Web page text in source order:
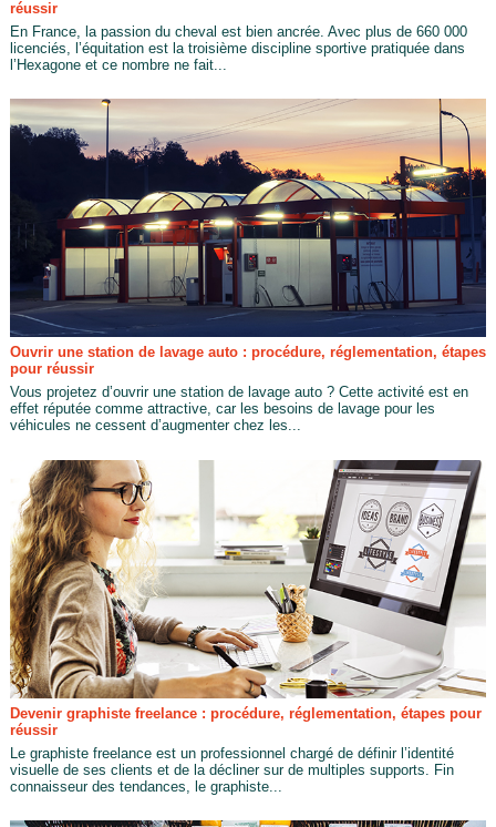
réussir
En France, la passion du cheval est bien ancrée. Avec plus de 660 000
licenciés, l’équitation est la troisième discipline sportive pratiquée dans
l’Hexagone et ce nombre ne fait...
Ouvrir une station de lavage auto : procédure, réglementation, étapes
pour réussir
Vous projetez d’ouvrir une station de lavage auto ? Cette activité est en
effet réputée comme attractive, car les besoins de lavage pour les
véhicules ne cessent d’augmenter chez les...
Devenir graphiste freelance : procédure, réglementation, étapes pour
réussir
Le graphiste freelance est un professionnel chargé de définir l’identité
visuelle de ses clients et de la décliner sur de multiples supports. Fin
connaisseur des tendances, le graphiste...